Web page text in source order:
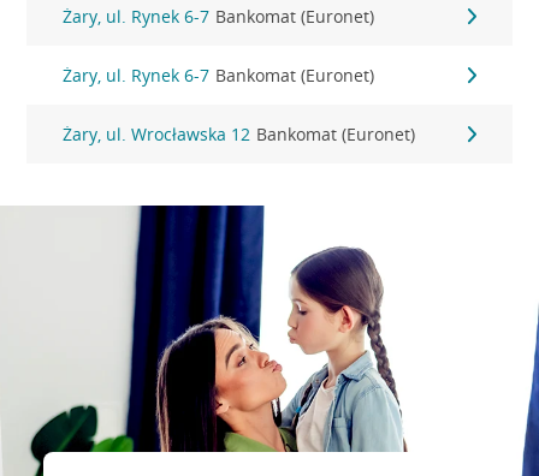
Żary, ul. Rynek 6-7 Bankomat (Euronet)
Żary, ul. Rynek 6-7 Bankomat (Euronet)
Żary, ul. Wrocławska 12 Bankomat (Euronet)